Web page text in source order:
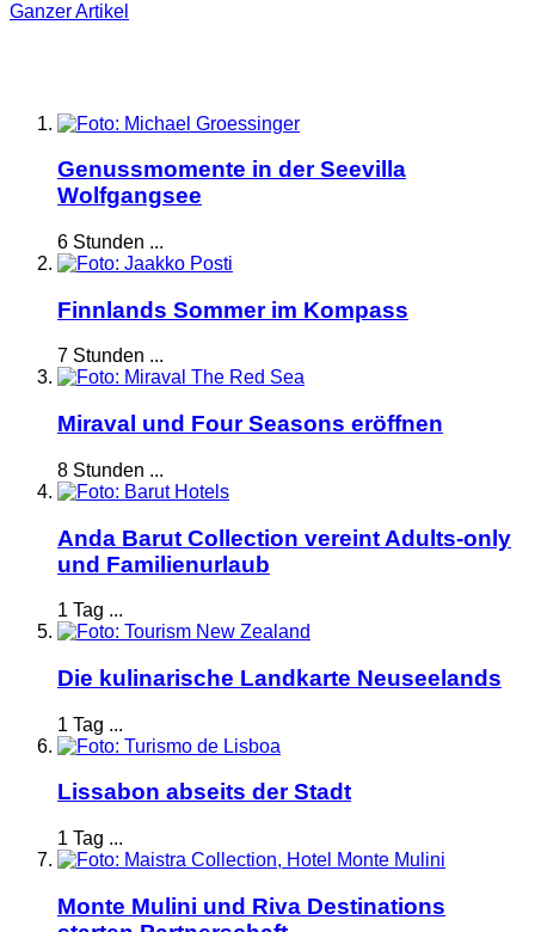
GanzerArtikel
Genussmomente in der Seevilla
Wolfgangsee
6 Stunden ...
Finnlands Sommer im Kompass
7 Stunden ...
Miraval und Four Seasons eröffnen
8 Stunden ...
Anda Barut Collection vereint Adults-only
und Familienurlaub
1 Tag ...
Die kulinarische Landkarte Neuseelands
1 Tag ...
Lissabon abseits der Stadt
1 Tag ...
Monte Mulini und Riva Destinations